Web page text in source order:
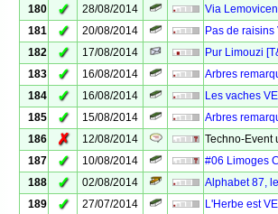
180
✓ 28/08/2014
Via
181
✓ 20/08/2014
Pas de raisins
182
✓ 17/08/2014
Pur Limouzi
183
✓ 16/08/2014
Arbres
184
✓ 16/08/2014
Les vaches
185
✓ 15/08/2014
Arbres
186
✗ 12/08/2014
Techno-Event
187
✓ 10/08/2014
#06 Limoges
188
✓ 02/08/2014
Alphabet 87,
189
✓ 27/07/2014
L'Herbe est